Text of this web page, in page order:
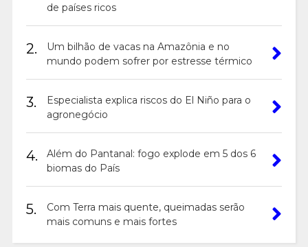
de países ricos
2.
Um bilhão de vacas na Amazônia e no
mundo podem sofrer por estresse térmico
3.
Especialista explica riscos do El Niño para o
agronegócio
4.
Além do Pantanal: fogo explode em 5 dos 6
biomas do País
5.
Com Terra mais quente, queimadas serão
mais comuns e mais fortes